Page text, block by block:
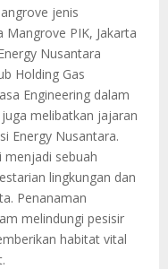
jenis
PIK, Jakarta
Nusantara
Holding Gas
Engineering dalam
melibatkan jajaran
Energy Nusantara.
menjadi sebuah
lingkungan dan
Penanaman
melindungi pesisir
habitat vital